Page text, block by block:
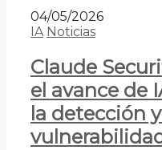
04/05/2026
IA Noticias
Claude
el avance de
la detección